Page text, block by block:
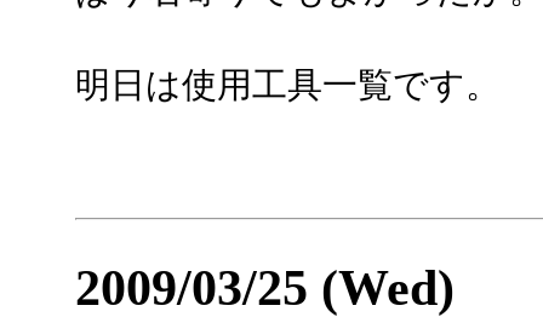
明日は使用工具一覧です。
2009/03/25 (Wed)